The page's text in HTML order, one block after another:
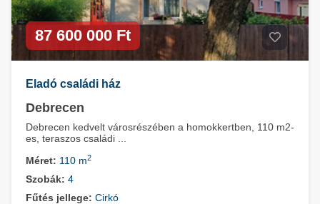
87 600 000 Ft
Eladó családi ház
Debrecen
Debrecen kedvelt városrészében a homokkertben, 110 m2-
es, teraszos családi ...
Méret: 110 m2
Szobák: 4
Fűtés jellege: Cirkó